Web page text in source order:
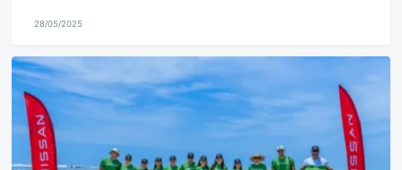
i
k
e
28/05/2025